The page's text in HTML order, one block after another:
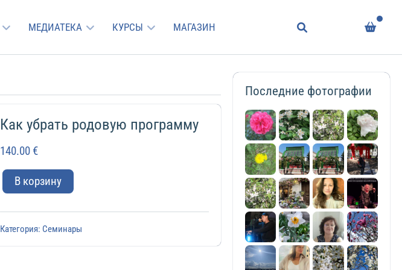
МЕДИАТЕКА КУРСЫ МАГАЗИН
Последние фотографии
Как убрать родовую программу
140.00 €
В корзину
Категория: Семинары